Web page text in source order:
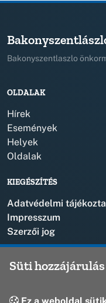
Bakonyszentlaszlo
OLDALAK
Hírek
Események
Helyek
Oldalak
KIEGÉSZÍTÉS
Adatvédelmi
Impresszum
Szerzői jog
Süti hozzájárulás